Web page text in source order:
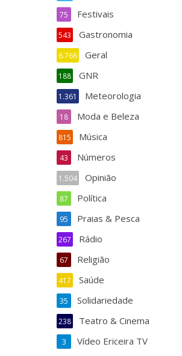
Festivais
75
Gastronomia
543
Geral
6.766
GNR
188
Meteorologia
1.361
Moda e Beleza
18
Música
815
Números
43
Opinião
1.504
Política
87
Praias & Pesca
95
Rádio
267
Religião
67
Saúde
417
Solidariedade
35
Teatro & Cinema
238
Vídeo Ericeira TV
3